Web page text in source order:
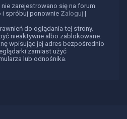
zarejestrowano się na forum.
i spróbuj ponownie Zaloguj |
do oglądania tej strony.
nieaktywne albo zablokowane.
wpisując jej adres bezpośrednio
zamiast użyć
lub odnośnika.